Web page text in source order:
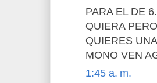
PARA EL DE
QUIERA
QUIERES
MONO VEN
1:45 a. m.